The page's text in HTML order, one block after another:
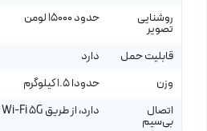
روشنایی
تصویر
حدود 15000 لومن
قابلیت حمل
دارد
وزن
حدودا 1.5 کیلوگرم
اتصال
بی‌سیم
دارد، از طریق Wi-Fi 5G و بلوتوث 5.0